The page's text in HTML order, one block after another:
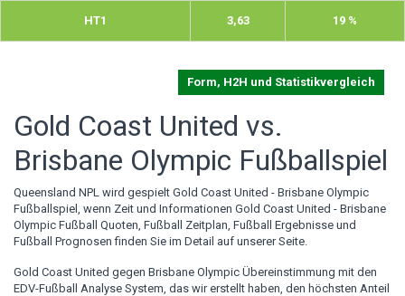
HT1 3,63 19 %
Form, H2H und Statistikvergleich
Gold Coast United vs.
Brisbane Olympic Fußballspiel
Queensland NPL wird gespielt Gold Coast United - Brisbane Olympic
Fußballspiel, wenn Zeit und Informationen Gold Coast United - Brisbane
Olympic Fußball Quoten, Fußball Zeitplan, Fußball Ergebnisse und
Fußball Prognosen finden Sie im Detail auf unserer Seite.
Gold Coast United gegen Brisbane Olympic Übereinstimmung mit den
EDV-Fußball Analyse System, das wir erstellt haben, den höchsten Anteil